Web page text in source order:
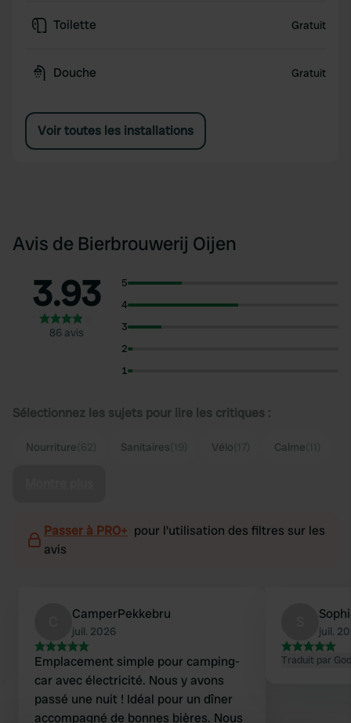
Toilette Gratuit
Douche Gratuit
Voir toutes les installations
Avis de Bierbrouwerij Oijen
3.93
86 avis
5
4
3
2
1
Sélectionnez les sujets pour lire les critiques :
Nourriture Sanitaires Vélo Calme
Passer à PRO+ pour l'utilisation des filtres sur les
avis
CamperPekkebru
juil. 2026
Emplacement simple pour camping-
car avec électricité. Nous y avons
passé une nuit ! Idéal pour un dîner
accompagné de bonnes bières. Nous
juil.
Traduit par